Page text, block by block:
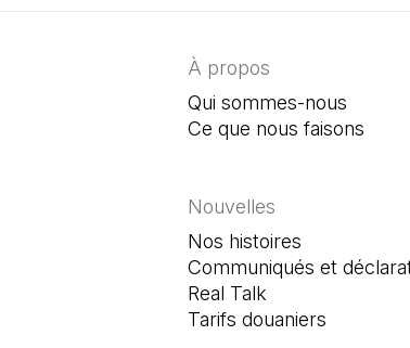
À propos
Qui sommes-nous
Ce que nous faisons
Nouvelles
Nos histoires
Communiqués et
Real Talk
Tarifs douaniers